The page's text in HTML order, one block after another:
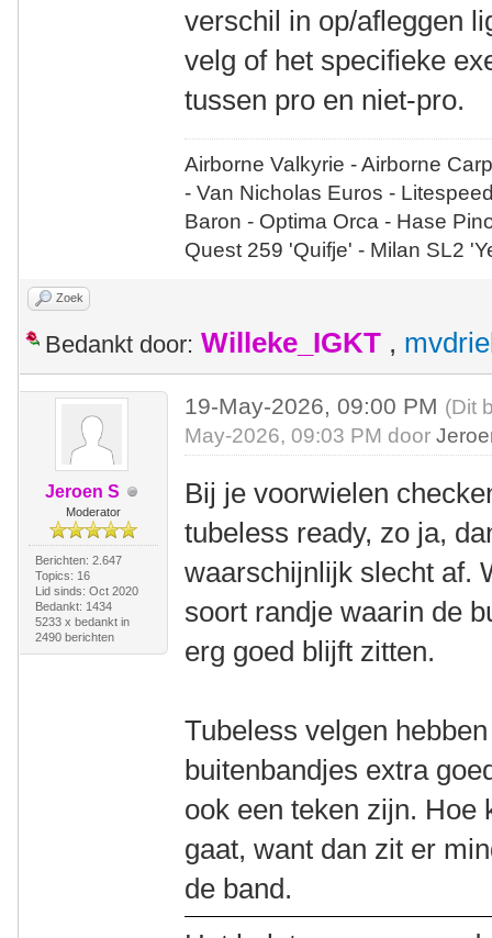
verschil in op/afleggen
velg of het specifieke
tussen pro en niet-pro.
Airborne Valkyrie - Airborne
- Van Nicholas Euros -
Baron - Optima Orca - Hase
Quest 259 'Quifje' - Milan SL2
Zoek
Bedankt door: Willeke_IGKT ,
Jeroen S
Moderator
Berichten: 2.647
Topics: 16
Lid sinds: Oct 2020
Bedankt: 1434
5233 x bedankt in
2490 berichten
19-May-2026, 09:00 PM (Dit
May-2026, 09:03 PM door
Bij je voorwielen
tubeless ready, zo ja,
waarschijnlijk slecht af.
soort randje waarin de
erg goed blijft zitten.
Tubeless velgen
buitenbandjes extra
ook een teken zijn. Hoe
gaat, want dan zit er
de band.